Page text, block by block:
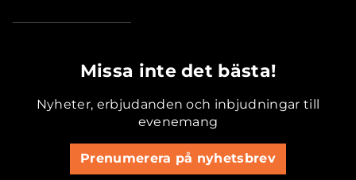
Missa inte det bästa!
Nyheter, erbjudanden och inbjudningar till
evenemang
Prenumerera på nyhetsbrev